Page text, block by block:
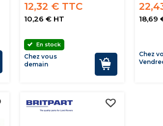
12,32 € TTC
10,26 € HT
En stock
Chez vous
demain
18,69
Chez